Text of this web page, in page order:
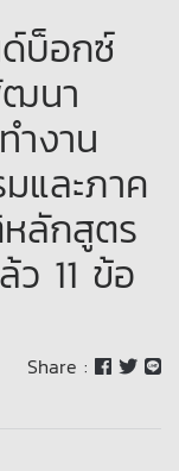
บ็อกซ์
ฒนา
ำงาน
และภาค
ลักสูตร
11 ข้อ
Share :